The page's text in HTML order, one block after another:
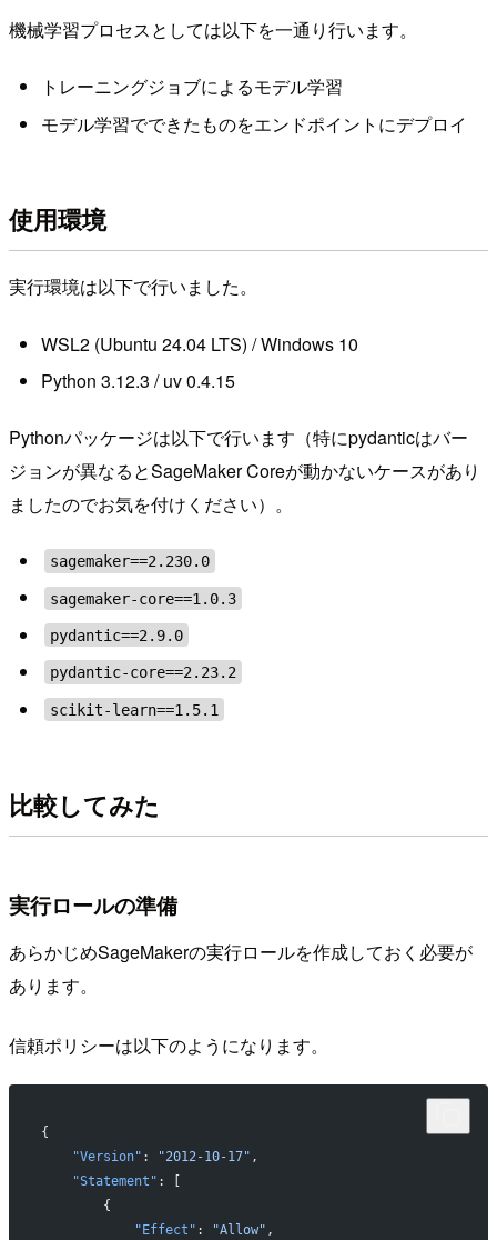
機械学習プロセスとしては以下を一通り行います。
トレーニングジョブによるモデル学習
モデル学習でできたものをエンドポイントにデプロイ
使用環境
実行環境は以下で行いました。
WSL2 (Ubuntu 24.04 LTS) / Windows 10
Python 3.12.3 / uv 0.4.15
Pythonパッケージは以下で行います（特にpydanticはバー
ジョンが異なるとSageMaker Coreが動かないケースがあり
ましたのでお気を付けください）。
sagemaker==2.230.0
sagemaker-core==1.0.3
pydantic==2.9.0
pydantic-core==2.23.2
scikit-learn==1.5.1
比較してみた
実行ロールの準備
あらかじめSageMakerの実行ロールを作成しておく必要が
あります。
信頼ポリシーは以下のようになります。
{
    "Version"
: "2012-10-17" ,
    "Statement"
: [
        {
            "Effect"
: "Allow" ,